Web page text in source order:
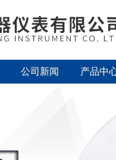
公司新闻 产品中